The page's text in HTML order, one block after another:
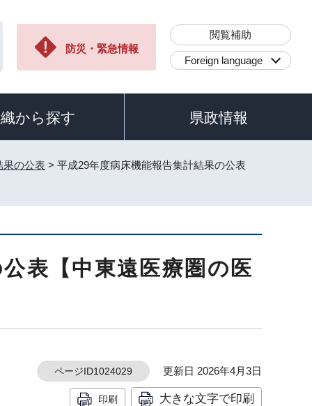
防災・緊急情報
閲覧補助
Foreign language
から探す 県政情報
果の公表 > 平成29年度病床機能報告集計結果の公表
表【中東遠医療圏の医
ページID1024029 更新日 2026年4月3日
印刷 大きな文字で印刷